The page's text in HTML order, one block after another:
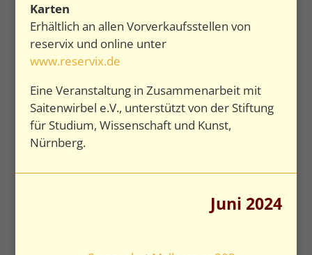
Karten
Erhältlich an allen Vorverkaufsstellen von
reservix und online unter
www.reservix.de
Eine Veranstaltung in Zusammenarbeit mit
Saitenwirbel e.V., unterstützt von der Stiftung
für Studium, Wissenschaft und Kunst,
Nürnberg.
Juni 2024